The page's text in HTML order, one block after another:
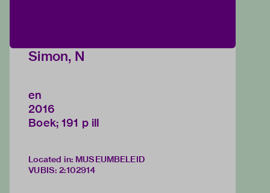
Simon, N
en
2016
Boek; 191 p ill
Located in: MUSEUMBELEID
VUBIS: 2:102914